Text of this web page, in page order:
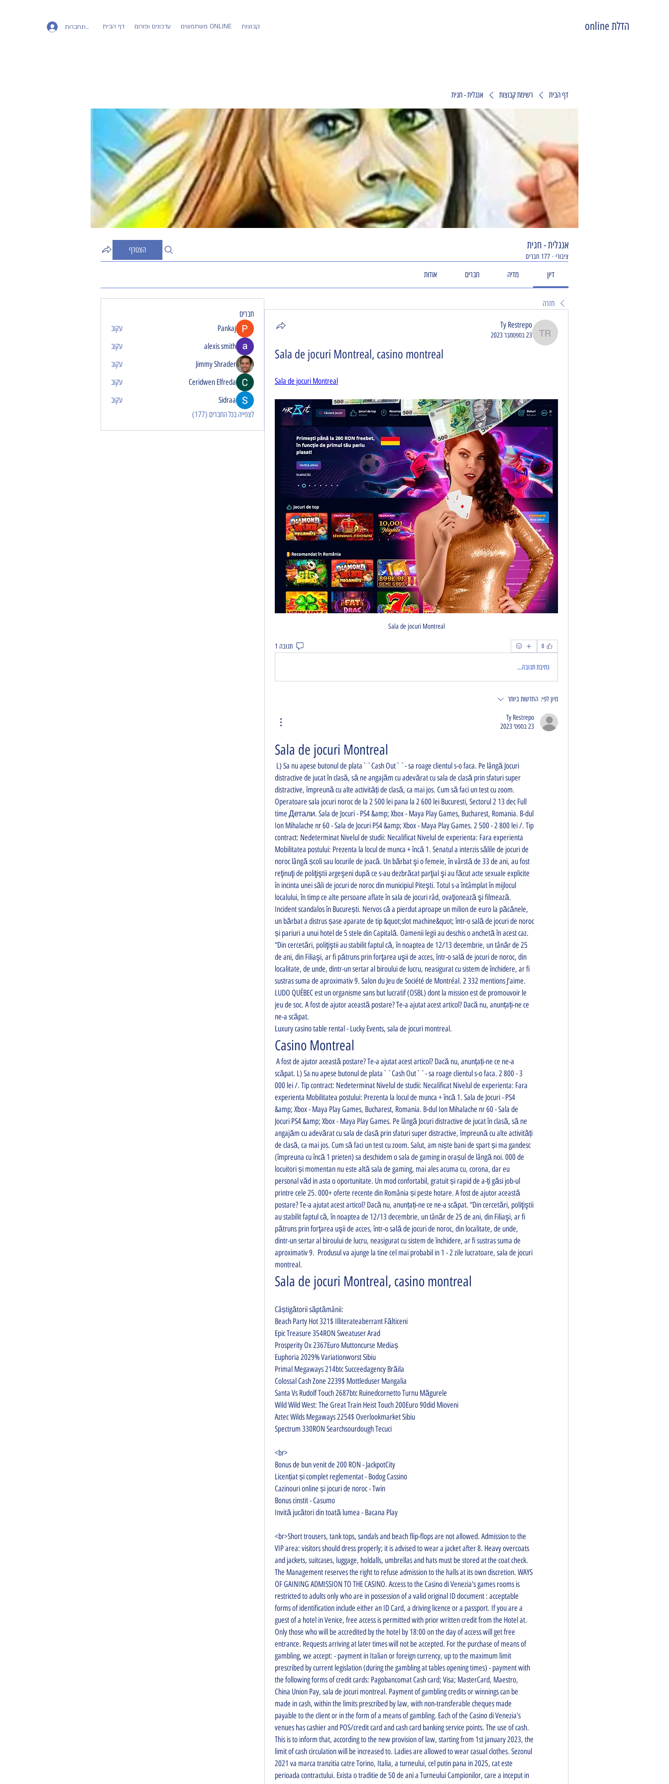
להתחברות דף הבית עדכונים ופורום משתמשים ONLINE קבוצות הדלת online
דף הבית רשימת קבוצות אנגלית - חגית
אנגלית - חגית
ציבורי · 177 חברים
הצטרף
דיון מדיה חברים אודות
חזרה
Ty Restrepo
Ty Restrepo
23 בספטמבר 2023
Sala de jocuri Montreal, casino montreal
Sala de jocuri Montreal
Sala de jocuri Montreal
0 תגובה 1
כתיבת תגובה...
מיון לפי: החדשות ביותר
Ty Restrepo
23 בספט׳ 2023
Sala de jocuri Montreal
distractive de jucat în clasă, să ne angajăm cu adevărat cu sala de clasă prin sfaturi super
distractive, împreună cu alte activități de clasă, ca mai jos. Cum să faci un test cu zoom.
Operatoare sala jocuri noroc de la 2 500 lei pana la 2 600 lei Bucuresti, Sectorul 2 13 dec Full
time Детали. Sala de Jocuri - PS4 &amp; Xbox - Maya Play Games, Bucharest, Romania. B-dul
Ion Mihalache nr 60 - Sala de Jocuri PS4 &amp; Xbox - Maya Play Games. 2 500 - 2 800 lei /. Tip
contract: Nedeterminat Nivelul de studii: Necalificat Nivelul de experienta: Fara experienta
Mobilitatea postului: Prezenta la locul de munca + încă 1. Senatul a interzis sălile de jocuri de
noroc lângă școli sau locurile de joacă. Un bărbat şi o femeie, în vârstă de 33 de ani, au fost
reţinuţi de poliţiştii argeşeni după ce s-au dezbrăcat parţial şi au făcut acte sexuale explicite
în incinta unei săli de jocuri de noroc din municipiul Piteşti. Totul s-a întâmplat în mijlocul
localului, în timp ce alte persoane aflate în sala de jocuri râd, ovaţionează şi filmează.
Incident scandalos în București. Nervos că a pierdut aproape un milion de euro la păcănele,
un bărbat a distrus șase aparate de tip &quot;slot machine&quot; într-o sală de jocuri de noroc
și pariuri a unui hotel de 5 stele din Capitală. Oamenii legii au deschis o anchetă în acest caz.
“Din cercetări, poliţiştii au stabilit faptul că, în noaptea de 12/13 decembrie, un tânăr de 25
de ani, din Filiaşi, ar fi pătruns prin forţarea uşii de acces, într-o sală de jocuri de noroc, din
localitate, de unde, dintr-un sertar al biroului de lucru, neasigurat cu sistem de închidere, ar fi
sustras suma de aproximativ 9. Salon du Jeu de Société de Montréal. 2 332 mentions J’aime.
LUDO QUÉBEC est un organisme sans but lucratif (OSBL) dont la mission est de promouvoir le
jeu de soc. A fost de ajutor această postare? Te-a ajutat acest articol? Dacă nu, anunțați-ne ce
ne-a scăpat.
Luxury casino table rental - Lucky Events, sala de jocuri montreal.
Casino Montreal
A fost de ajutor această postare? Te-a ajutat acest articol? Dacă nu, anunțați-ne ce ne-a
scăpat. L) Sa nu apese butonul de plata``Cash Out``- sa roage clientul s-o faca. 2 800 - 3
000 lei /. Tip contract: Nedeterminat Nivelul de studii: Necalificat Nivelul de experienta: Fara
experienta Mobilitatea postului: Prezenta la locul de munca + încă 1. Sala de Jocuri - PS4
&amp; Xbox - Maya Play Games, Bucharest, Romania. B-dul Ion Mihalache nr 60 - Sala de
Jocuri PS4 &amp; Xbox - Maya Play Games. Pe lângă Jocuri distractive de jucat în clasă, să ne
angajăm cu adevărat cu sala de clasă prin sfaturi super distractive, împreună cu alte activități
de clasă, ca mai jos. Cum să faci un test cu zoom. Salut, am niște bani de spart și ma gandesc
(împreuna cu încă 1 prieten) sa deschidem o sala de gaming in orașul de lângă noi. 000 de
locuitori și momentan nu este altă sala de gaming, mai ales acuma cu, corona, dar eu
personal văd in asta o oportunitate. Un mod confortabil, gratuit și rapid de a-ți găsi job-ul
printre cele 25. 000+ oferte recente din România și peste hotare. A fost de ajutor această
postare? Te-a ajutat acest articol? Dacă nu, anunțați-ne ce ne-a scăpat. “Din cercetări, poliţiştii
au stabilit faptul că, în noaptea de 12/13 decembrie, un tânăr de 25 de ani, din Filiaşi, ar fi
pătruns prin forţarea uşii de acces, într-o sală de jocuri de noroc, din localitate, de unde,
dintr-un sertar al biroului de lucru, neasigurat cu sistem de închidere, ar fi sustras suma de
aproximativ 9.  Produsul va ajunge la tine cel mai probabil in 1 - 2 zile lucratoare, sala de jocuri
montreal.
Sala de jocuri Montreal, casino montreal
Câștigătorii săptămânii:
Beach Party Hot 321$ Illiterateaberrant Fălticeni
Epic Treasure 354RON Sweatuser Arad
Prosperity Ox 2367Euro Muttoncurse Mediaș
Euphoria 2029% Variationworst Sibiu
Primal Megaways 214btc Succeedagency Brăila
Colossal Cash Zone 2239$ Mottleduser Mangalia
Santa Vs Rudolf Touch 2687btc Ruinedcornetto Turnu Măgurele
Wild Wild West: The Great Train Heist Touch 200Euro 90did Mioveni
Aztec Wilds Megaways 2254$ Overlookmarket Sibiu
Spectrum 330RON Searchsourdough Tecuci
<br>
Bonus de bun venit de 200 RON - JackpotCity
Licențiat și complet reglementat - Bodog Cassino
Cazinouri online și jocuri de noroc - Twin
Bonus cinstit - Casumo
Invită jucători din toată lumea - Bacana Play
<br>Short trousers, tank tops, sandals and beach flip-flops are not allowed. Admission to the
VIP area: visitors should dress properly; it is advised to wear a jacket after 8. Heavy overcoats
and jackets, suitcases, luggage, holdalls, umbrellas and hats must be stored at the coat check.
The Management reserves the right to refuse admission to the halls at its own discretion. WAYS
OF GAINING ADMISSION TO THE CASINO. Access to the Casino di Venezia's games rooms is
restricted to adults only who are in possession of a valid original ID document : acceptable
forms of identification include either an ID Card, a driving licence or a passport. If you are a
guest of a hotel in Venice, free access is permitted with prior written credit from the Hotel at.
Only those who will be accredited by the hotel by 18:00 on the day of access will get free
entrance. Requests arriving at later times will not be accepted. For the purchase of means of
gambling, we accept: - payment in Italian or foreign currency, up to the maximum limit
prescribed by current legislation (during the gambling at tables opening times) - payment with
the following forms of credit cards: Pagobancomat Cash card; Visa; MasterCard, Maestro,
China Union Pay, sala de jocuri montreal. Payment of gambling credits or winnings can be
made in cash, within the limits prescribed by law, with non-transferable cheques made
payable to the client or in the form of a means of gambling. Each of the Casino di Venezia's
venues has cashier and POS/credit card and cash card banking service points. The use of cash.
This is to inform that, according to the new provision of law, starting from 1st january 2023, the
limit of cash circulation will be increased to. Ladies are allowed to wear casual clothes. Sezonul
2021 va marca tranzitia catre Torino, Italia, a turneului, cel putin pana in 2025, cat este
perioada contractului. Exista o traditie de 50 de ani a Turneului Campionilor, care a inceput in
חברים
Pankaj
עקוב
alexis smith
עקוב
Jimmy Shrader
עקוב
Ceridwen Elfreda
עקוב
Sidraa
עקוב
לצפייה בכל החברים (177)